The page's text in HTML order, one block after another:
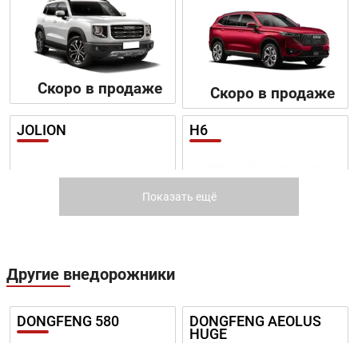
Скоро в продаже Скоро в продаже
JOLION
1 638 820 ₽
В кредит от:
H6
Показать ещё
Другие внедорожники
DONGFENG 580 DONGFENG AEOLUS
HUGE